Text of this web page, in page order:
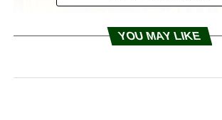
YOU MAY LIKE